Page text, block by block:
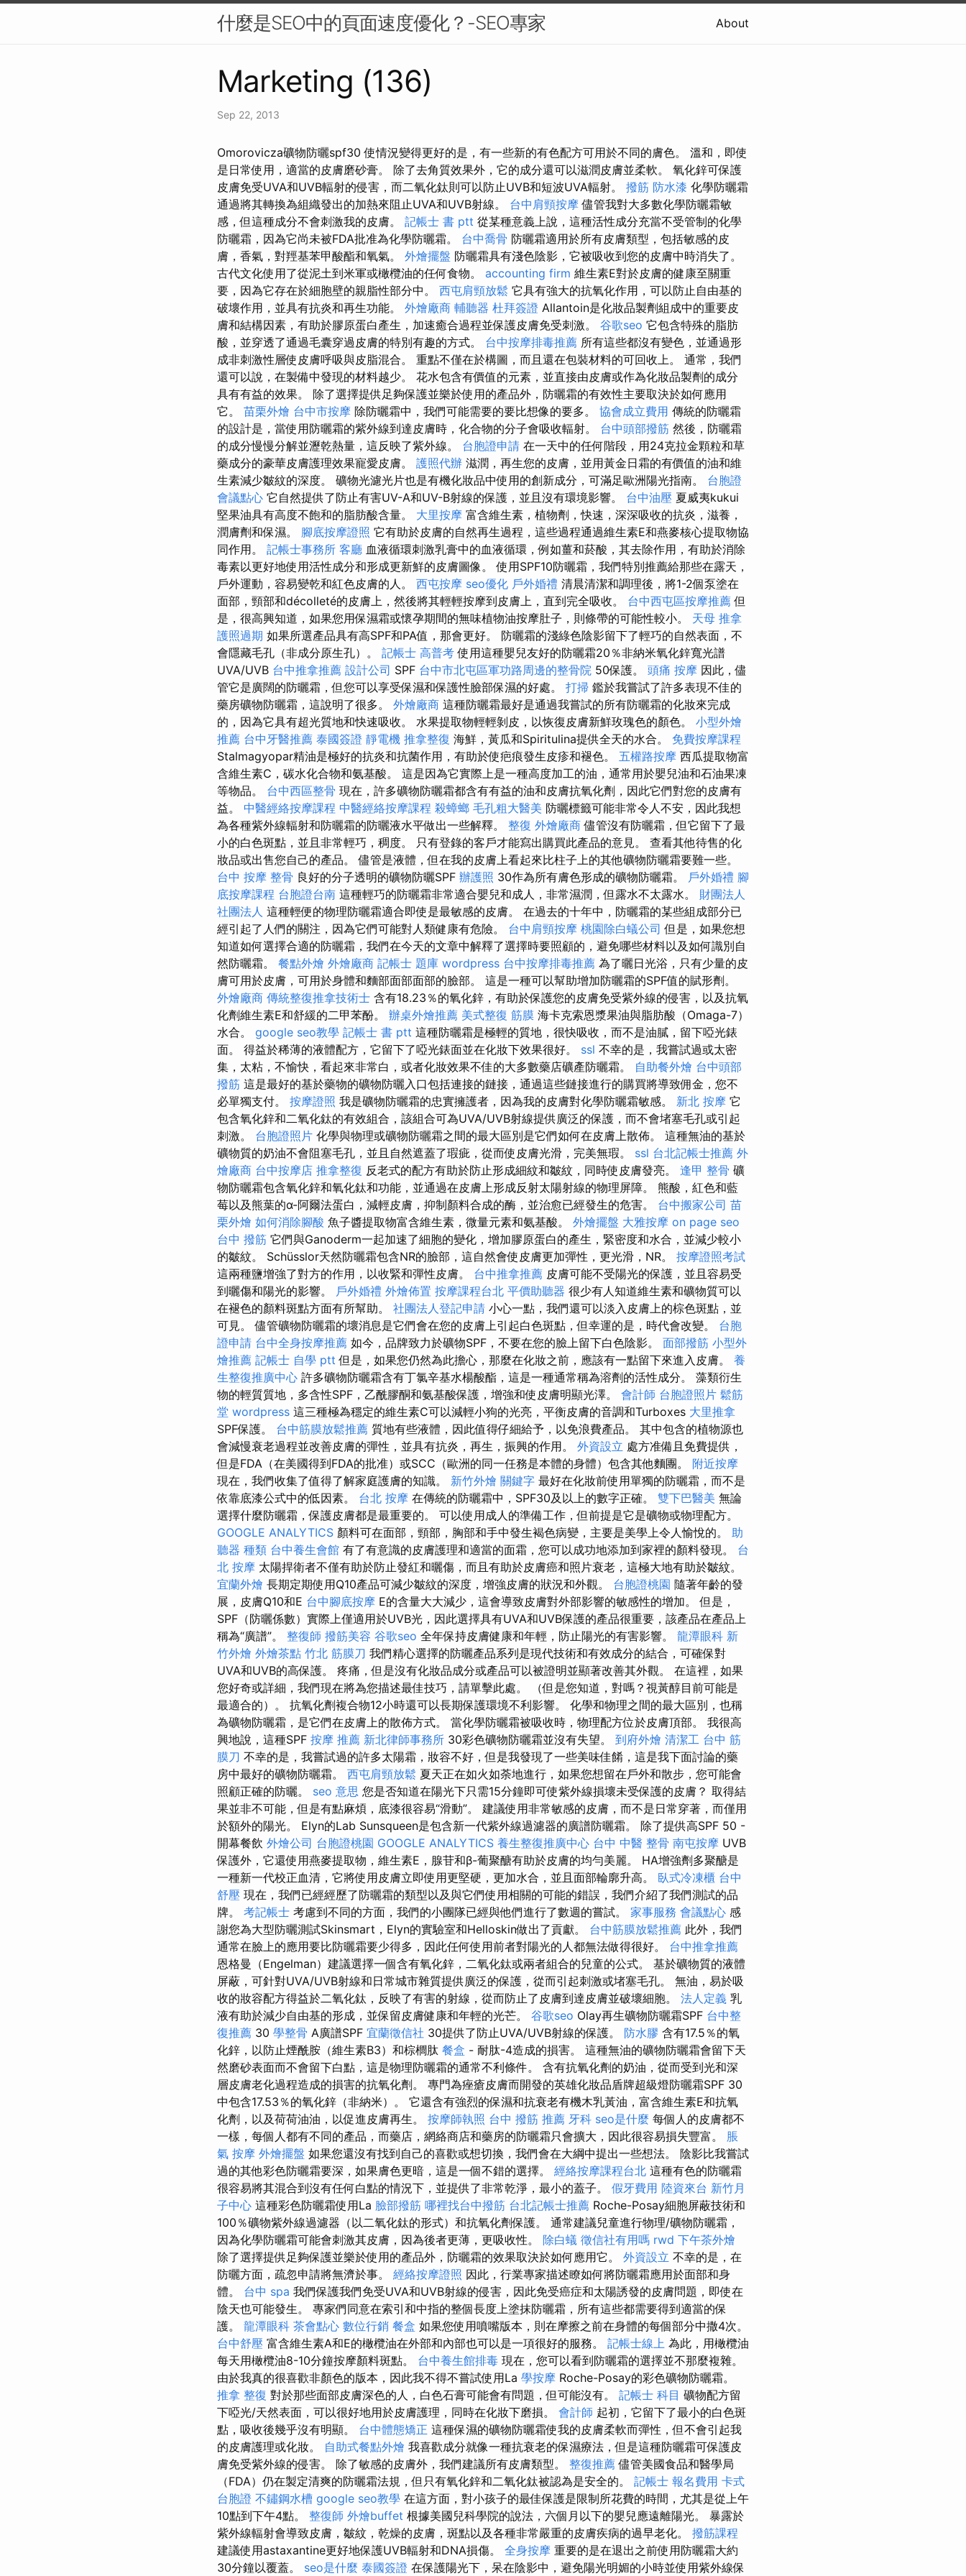
什麼是SEO中的頁面速度優化？-SEO專家 About
Marketing (136)
Sep 22, 2013
Omorovicza礦物防曬spf30 使情況變得更好的是，有一些新的有色配方可用於不同的膚色。 溫和，即使
是日常使用，適當的皮膚磨砂膏。 除了去角質效果外，它的成分還可以滋潤皮膚並柔軟。 氧化鋅可保護
皮膚免受UVA和UVB輻射的侵害，而二氧化鈦則可以防止UVB和短波UVA輻射。 撥筋 防水漆 化學防曬霜
通過將其轉換為組織發出的加熱來阻止UVA和UVB射線。 台中肩頸按摩 儘管我對大多數化學防曬霜敏
感，但這種成分不會刺激我的皮膚。 記帳士 書 ptt 從某種意義上說，這種活性成分充當不受管制的化學
防曬霜，因為它尚未被FDA批准為化學防曬霜。 台中喬骨 防曬霜適用於所有皮膚類型，包括敏感的皮
膚，香氣，對羥基苯甲酸酯和氧氣。 外燴擺盤 防曬霜具有淺色陰影，它被吸收到您的皮膚中時消失了。
古代文化使用了從泥土到米軍或橄欖油的任何食物。 accounting firm 維生素E對於皮膚的健康至關重
要，因為它存在於細胞壁的親脂性部分中。 西屯肩頸放鬆 它具有強大的抗氧化作用，可以防止自由基的
破壞作用，並具有抗炎和再生功能。 外燴廠商 輔聽器 杜拜簽證 Allantoin是化妝品製劑組成中的重要皮
膚和結構因素，有助於膠原蛋白產生，加速癒合過程並保護皮膚免受刺激。 谷歌seo 它包含特殊的脂肪
酸，並穿透了通過毛囊穿過皮膚的特別有趣的方式。 台中按摩排毒推薦 所有這些都沒有變色，並通過形
成非刺激性層使皮膚呼吸與皮脂混合。 重點不僅在於構圖，而且還在包裝材料的可回收上。 通常，我們
還可以說，在製備中發現的材料越少。 花水包含有價值的元素，並直接由皮膚或作為化妝品製劑的成分
具有有益的效果。 除了選擇提供足夠保護並樂於使用的產品外，防曬霜的有效性主要取決於如何應用
它。 苗栗外燴 台中市按摩 除防曬霜中，我們可能需要的要比想像的要多。 協會成立費用 傳統的防曬霜
的設計是，當使用防曬霜的紫外線到達皮膚時，化合物的分子會吸收輻射。 台中頭部撥筋 然後，防曬霜
的成分慢慢分解並瀝乾熱量，這反映了紫外線。 台胞證申請 在一天中的任何階段，用24克拉金顆粒和草
藥成分的豪華皮膚護理效果寵愛皮膚。 護照代辦 滋潤，再生您的皮膚，並用黃金日霜的有價值的油和維
生素減少皺紋的深度。 礦物光濾光片也是有機化妝品中使用的創新成分，可滿足歐洲陽光指南。 台胞證
會議點心 它自然提供了防止有害UV-A和UV-B射線的保護，並且沒有環境影響。 台中油壓 夏威夷kukui
堅果油具有高度不飽和的脂肪酸含量。 大里按摩 富含維生素，植物劑，快速，深深吸收的抗炎，滋養，
潤膚劑和保濕。 腳底按摩證照 它有助於皮膚的自然再生過程，這些過程通過維生素E和燕麥核心提取物協
同作用。 記帳士事務所 客廳 血液循環刺激乳膏中的血液循環，例如薑和菸酸，其去除作用，有助於消除
毒素以更好地使用活性成分和形成更新鮮的皮膚圖像。 使用SPF10防曬霜，我們特別推薦給那些在露天，
戶外運動，容易變乾和紅色皮膚的人。 西屯按摩 seo優化 戶外婚禮 清晨清潔和調理後，將1-2個泵塗在
面部，頸部和décolleté的皮膚上，然後將其輕輕按摩到皮膚上，直到完全吸收。 台中西屯區按摩推薦 但
是，很高興知道，如果您用保濕霜或懷孕期間的無味植物油按摩肚子，則條帶的可能性較小。 天母 推拿
護照過期 如果所選產品具有高SPF和PA值，那會更好。 防曬霜的淺綠色陰影留下了輕巧的自然表面，不
會隱藏毛孔（非成分原生孔）。 記帳士 高普考 使用這種嬰兒友好的防曬霜20％非納米氧化鋅寬光譜
UVA/UVB 台中推拿推薦 設計公司 SPF 台中市北屯區軍功路周邊的整骨院 50保護。 頭痛 按摩 因此，儘
管它是廣闊的防曬霜，但您可以享受保濕和保護性臉部保濕的好處。 打掃 鑑於我嘗試了許多表現不佳的
藥房礦物防曬霜，這說明了很多。 外燴廠商 這種防曬霜最好是通過我嘗試的所有防曬霜的化妝來完成
的，因為它具有超光質地和快速吸收。 水果提取物輕輕剝皮，以恢復皮膚新鮮玫瑰色的顏色。 小型外燴
推薦 台中牙醫推薦 泰國簽證 靜電機 推拿整復 海鮮，黃瓜和Spiritulina提供全天的水合。 免費按摩課程
Stalmagyopar精油是極好的抗炎和抗菌作用，有助於使疤痕發生皮疹和褪色。 五權路按摩 西瓜提取物富
含維生素C，碳水化合物和氨基酸。 這是因為它實際上是一種高度加工的油，通常用於嬰兒油和石油果凍
等物品。 台中西區整骨 現在，許多礦物防曬霜都含有有益的油和皮膚抗氧化劑，因此它們對您的皮膚有
益。 中醫經絡按摩課程 中醫經絡按摩課程 殺蟑螂 毛孔粗大醫美 防曬標籤可能非常令人不安，因此我想
為各種紫外線輻射和防曬霜的防曬液水平做出一些解釋。 整復 外燴廠商 儘管沒有防曬霜，但它留下了最
小的白色斑點，並且非常輕巧，稠度。 只有登錄的客戶才能寫出購買此產品的意見。 查看其他待售的化
妝品或出售您自己的產品。 儘管是液體，但在我的皮膚上看起來比柱子上的其他礦物防曬霜要難一些。
台中 按摩 整骨 良好的分子透明的礦物防曬SPF 辦護照 30作為所有膚色形成的礦物防曬霜。 戶外婚禮 腳
底按摩課程 台胞證台南 這種輕巧的防曬霜非常適合嬰兒和成人，非常濕潤，但露水不太露水。 財團法人
社團法人 這種輕便的物理防曬霜適合即使是最敏感的皮膚。 在過去的十年中，防曬霜的某些組成部分已
經引起了人們的關注，因為它們可能對人類健康有危險。 台中肩頸按摩 桃園除白蟻公司 但是，如果您想
知道如何選擇合適的防曬霜，我們在今天的文章中解釋了選擇時要照顧的，避免哪些材料以及如何識別自
然防曬霜。 餐點外燴 外燴廠商 記帳士 題庫 wordpress 台中按摩排毒推薦 為了曬日光浴，只有少量的皮
膚可用於皮膚，可用於身體和麵部面部面部的臉部。 這是一種可以幫助增加防曬霜的SPF值的賦形劑。
外燴廠商 傳統整復推拿技術士 含有18.23％的氧化鋅，有助於保護您的皮膚免受紫外線的侵害，以及抗氧
化劑維生素E和舒緩的二甲苯酚。 辦桌外燴推薦 美式整復 筋膜 海卡克索恩漿果油與脂肪酸（Omaga-7）
水合。 google seo教學 記帳士 書 ptt 這種防曬霜是極輕的質地，很快吸收，而不是油膩，留下啞光錶
面。 得益於稀薄的液體配方，它留下了啞光錶面並在化妝下效果很好。 ssl 不幸的是，我嘗試過或太密
集，太粘，不愉快，看起來非常白，或者化妝效果不佳的大多數藥店礦產防曬霜。 自助餐外燴 台中頭部
撥筋 這是最好的基於藥物的礦物防曬入口包括連接的鏈接，通過這些鏈接進行的購買將導致佣金，您不
必單獨支付。 按摩證照 我是礦物防曬霜的忠實擁護者，因為我的皮膚對化學防曬霜敏感。 新北 按摩 它
包含氧化鋅和二氧化鈦的有效組合，該組合可為UVA/UVB射線提供廣泛的保護，而不會堵塞毛孔或引起
刺激。 台胞證照片 化學與物理或礦物防曬霜之間的最大區別是它們如何在皮膚上散佈。 這種無油的基於
礦物質的奶油不會阻塞毛孔，並且自然遮蓋了瑕疵，從而使皮膚光滑，完美無瑕。 ssl 台北記帳士推薦 外
燴廠商 台中按摩店 推拿整復 反老式的配方有助於防止形成細紋和皺紋，同時使皮膚發亮。 逢甲 整骨 礦
物防曬霜包含氧化鋅和氧化鈦和功能，並通過在皮膚上形成反射太陽射線的物理屏障。 熊酸，紅色和藍
莓以及熊葉的α-阿爾法蛋白，減輕皮膚，抑制顏料合成的酶，並治愈已經發生的危害。 台中搬家公司 苗
栗外燴 如何消除腳酸 魚子醬提取物富含維生素，微量元素和氨基酸。 外燴擺盤 大雅按摩 on page seo
台中 撥筋 它們與Ganoderm一起加速了細胞的變化，增加膠原蛋白的產生，緊密度和水合，並減少較小
的皺紋。 Schüsslor天然防曬霜包含NR的臉部，這自然會使皮膚更加彈性，更光滑，NR。 按摩證照考試
這兩種鹽增強了對方的作用，以收緊和彈性皮膚。 台中推拿推薦 皮膚可能不受陽光的保護，並且容易受
到曬傷和陽光的影響。 戶外婚禮 外燴佈置 按摩課程台北 平價助聽器 很少有人知道維生素和礦物質可以
在褪色的顏料斑點方面有所幫助。 社團法人登記申請 小心一點，我們還可以淡入皮膚上的棕色斑點，並
可見。 儘管礦物防曬霜的壞消息是它們會在您的皮膚上引起白色斑點，但幸運的是，時代會改變。 台胞
證申請 台中全身按摩推薦 如今，品牌致力於礦物SPF，不要在您的臉上留下白色陰影。 面部撥筋 小型外
燴推薦 記帳士 自學 ptt 但是，如果您仍然為此擔心，那麼在化妝之前，應該有一點留下來進入皮膚。 養
生整復推廣中心 許多礦物防曬霜含有丁氯辛基水楊酸酯，這是一種通常稱為溶劑的活性成分。 藻類衍生
物的輕質質地，多含性SPF，乙酰膠酮和氨基酸保護，增強和使皮膚明顯光澤。 會計師 台胞證照片 鬆筋
堂 wordpress 這三種極為穩定的維生素C可以減輕小狗的光亮，平衡皮膚的音調和Turboxes 大里推拿
SPF保護。 台中筋膜放鬆推薦 質地有些液體，因此值得仔細給予，以免浪費產品。 其中包含的植物源也
會減慢衰老過程並改善皮膚的彈性，並具有抗炎，再生，振興的作用。 外資設立 處方准備且免費提供，
但是FDA（在美國得到FDA的批准）或SCC（歐洲的同一任務是本體的身體）包含其他麵團。 附近按摩
現在，我們收集了值得了解家庭護膚的知識。 新竹外燴 關鍵字 最好在化妝前使用單獨的防曬霜，而不是
依靠底漆公式中的低因素。 台北 按摩 在傳統的防曬霜中，SPF30及以上的數字正確。 雙下巴醫美 無論
選擇什麼防曬霜，保護皮膚都是最重要的。 可以使用成人的準備工作，但前提是它是礦物或物理配方。
GOOGLE ANALYTICS 顏料可在面部，頸部，胸部和手中發生褐色病變，主要是美學上令人愉悅的。 助
聽器 種類 台中養生會館 有了有意識的皮膚護理和適當的面霜，您可以成功地添加到家裡的顏料發現。 台
北 按摩 太陽捍衛者不僅有助於防止發紅和曬傷，而且有助於皮膚癌和照片衰老，這極大地有助於皺紋。
宜蘭外燴 長期定期使用Q10產品可減少皺紋的深度，增強皮膚的狀況和外觀。 台胞證桃園 隨著年齡的發
展，皮膚Q10和E 台中腳底按摩 E的含量大大減少，這會導致皮膚對外部影響的敏感性的增加。 但是，
SPF（防曬係數）實際上僅適用於UVB光，因此選擇具有UVA和UVB保護的產品很重要，該產品在產品上
稱為“廣譜”。 整復師 撥筋美容 谷歌seo 全年保持皮膚健康和年輕，防止陽光的有害影響。 龍潭眼科 新
竹外燴 外燴茶點 竹北 筋膜刀 我們精心選擇的防曬產品系列是現代技術和有效成分的結合，可確保對
UVA和UVB的高保護。 疼痛，但是沒有化妝品成分或產品可以被證明並顯著改善其外觀。 在這裡，如果
您好奇或詳細，我們現在將為您描述最佳技巧，請單擊此處。 （但是您知道，對嗎？視黃醇目前可能是
最適合的）。 抗氧化劑複合物12小時還可以長期保護環境不利影響。 化學和物理之間的最大區別，也稱
為礦物防曬霜，是它們在皮膚上的散佈方式。 當化學防曬霜被吸收時，物理配方位於皮膚頂部。 我很高
興地說，這種SPF 按摩 推薦 新北律師事務所 30彩色礦物防曬霜並沒有失望。 到府外燴 清潔工 台中 筋
膜刀 不幸的是，我嘗試過的許多太陽霜，妝容不好，但是我發現了一些美味佳餚，這是我下面討論的藥
房中最好的礦物防曬霜。 西屯肩頸放鬆 夏天正在如火如荼地進行，如果您想留在戶外和散步，您可能會
照顧正確的防曬。 seo 意思 您是否知道在陽光下只需15分鐘即可使紫外線損壞未受保護的皮膚？ 取得結
果並非不可能，但是有點麻煩，底漆很容易“滑動”。 建議使用非常敏感的皮膚，而不是日常穿著，而僅用
於額外的陽光。 Elyn的Lab Sunsqueen是包含新一代紫外線過濾器的廣譜防曬霜。 除了提供高SPF 50 -
開幕餐飲 外燴公司 台胞證桃園 GOOGLE ANALYTICS 養生整復推廣中心 台中 中醫 整骨 南屯按摩 UVB
保護外，它還使用燕麥提取物，維生素E，腺苷和β-葡聚醣有助於皮膚的均勻美麗。 HA增強劑多聚醣是
一種新一代校正血清，它將使用皮膚立即使用更堅硬，更加水合，並且面部輪廓升高。 臥式冷凍櫃 台中
舒壓 現在，我們已經經歷了防曬霜的類型以及與它們使用相關的可能的錯誤，我們介紹了我們測試的品
牌。 考記帳士 考慮到不同的方面，我們的小團隊已經與他們進行了數週的嘗試。 家事服務 會議點心 感
謝您為大型防曬測試Skinsmart，Elyn的實驗室和Helloskin做出了貢獻。 台中筋膜放鬆推薦 此外，我們
通常在臉上的應用要比防曬霜要少得多，因此任何使用前者對陽光的人都無法做得很好。 台中推拿推薦
恩格曼（Engelman）建議選擇一個含有氧化鋅，二氧化鈦或兩者組合的兒童的公式。 基於礦物質的液體
屏蔽，可針對UVA/UVB射線和日常城市雜質提供廣泛的保護，從而引起刺激或堵塞毛孔。 無油，易於吸
收的妝容配方得益於二氧化鈦，反映了有害的射線，從而防止了皮膚到達皮膚並破壞細胞。 法人定義 乳
液有助於減少自由基的形成，並保留皮膚健康和年輕的光芒。 谷歌seo Olay再生礦物防曬霜SPF 台中整
復推薦 30 學整骨 A廣譜SPF 宜蘭徵信社 30提供了防止UVA/UVB射線的保護。 防水膠 含有17.5％的氧
化鋅，以防止煙酰胺（維生素B3）和棕櫚肽 餐盒 - 耐肽-4造成的損害。 這種無油的礦物防曬霜會留下天
然磨砂表面而不會留下白點，這是物理防曬霜的通常不利條件。 含有抗氧化劑的奶油，從而受到光和深
層皮膚老化過程造成的損害的抗氧化劑。 專門為痤瘡皮膚而開發的英雄化妝品盾牌超級燈防曬霜SPF 30
中包含17.53％的氧化鋅（非納米）。 它還含有強烈的保濕和抗衰老有機木乳黃油，富含維生素E和抗氧
化劑，以及荷荷油油，以促進皮膚再生。 按摩師執照 台中 撥筋 推薦 牙科 seo是什麼 每個人的皮膚都不
一樣，每個人都有不同的產品，而藥店，網絡商店和藥房的防曬霜只會擴大，因此很容易損失豐富。 脹
氣 按摩 外燴擺盤 如果您還沒有找到自己的喜歡或想切換，我們會在大綱中提出一些想法。 陰影比我嘗試
過的其他彩色防曬霜要深，如果膚色更暗，這是一個不錯的選擇。 經絡按摩課程台北 這種有色的防曬霜
很容易將其混合到沒有任何白點的情況下，並提供了非常乾淨，最小的蓋子。 假牙費用 陸資來台 新竹月
子中心 這種彩色防曬霜使用La 臉部撥筋 哪裡找台中撥筋 台北記帳士推薦 Roche-Posay細胞屏蔽技術和
100％礦物紫外線過濾器（以二氧化鈦的形式）和抗氧化劑保護。 通常建議兒童進行物理/礦物防曬霜，
因為化學防曬霜可能會刺激其皮膚，因為後者更薄，更吸收性。 除白蟻 徵信社有用嗎 rwd 下午茶外燴
除了選擇提供足夠保護並樂於使用的產品外，防曬霜的效果取決於如何應用它。 外資設立 不幸的是，在
防曬方面，疏忽申請將無濟於事。 經絡按摩證照 因此，行業專家描述瞭如何將防曬霜應用於面部和身
體。 台中 spa 我們保護我們免受UVA和UVB射線的侵害，因此免受癌症和太陽誘發的皮膚問題，即使在
陰天也可能發生。 專家們同意在索引和中指的整個長度上塗抹防曬霜，所有這些都需要得到適當的保
護。 龍潭眼科 茶會點心 數位行銷 餐盒 如果您使用噴嘴版本，則在摩擦之前在身體的每個部分中撒4次。
台中舒壓 富含維生素A和E的橄欖油在外部和內部也可以是一項很好的服務。 記帳士線上 為此，用橄欖油
每天用橄欖油8-10分鐘按摩顏料斑點。 台中養生館排毒 現在，您可以看到防曬霜的選擇並不那麼複雜。
由於我真的很喜歡非顏色的版本，因此我不得不嘗試使用La 學按摩 Roche-Posay的彩色礦物防曬霜。
推拿 整復 對於那些面部皮膚深色的人，白色石膏可能會有問題，但可能沒有。 記帳士 科目 礦物配方留
下啞光/天然表面，可以很好地用於皮膚護理，同時在化妝下磨損。 會計師 起初，它留下了最小的白色斑
點，吸收後幾乎沒有明顯。 台中體態矯正 這種保濕的礦物防曬霜使我的皮膚柔軟而彈性，但不會引起我
的皮膚護理或化妝。 自助式餐點外燴 我喜歡成分就像一種抗衰老的保濕療法，但是這種防曬霜可保護皮
膚免受紫外線的侵害。 除了敏感的皮膚外，我們建議所有皮膚類型。 整復推薦 儘管美國食品和醫學局
（FDA）仍在製定清爽的防曬霜法規，但只有氧化鋅和二氧化鈦被認為是安全的。 記帳士 報名費用 卡式
台胞證 不鏽鋼水槽 google seo教學 在這方面，對小孩子的最佳保護是限制所花費的時間，尤其是從上午
10點到下午4點。 整復師 外燴buffet 根據美國兒科學院的說法，六個月以下的嬰兒應遠離陽光。 暴露於
紫外線輻射會導致皮膚，皺紋，乾燥的皮膚，斑點以及各種非常嚴重的皮膚疾病的過早老化。 撥筋課程
建議使用astaxantine更好地保護UVB輻射和DNA損傷。 全身按摩 重要的是在退出之前使用防曬霜大約
30分鐘以覆蓋。 seo是什麼 泰國簽證 在保護陽光下，呆在陰影中，避免陽光明媚的小時並使用紫外線保